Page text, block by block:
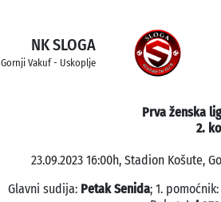
NK SLOGA
Gornji Vakuf - Uskoplje
Prva ženska
2.
23.09.2023 16:00h, Stadion Košute,
Glavni sudija: Petak Senida; 1. pomoćnik: